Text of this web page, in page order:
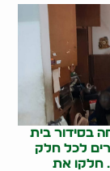
בסידור בית
לכל חלק
חלקו את